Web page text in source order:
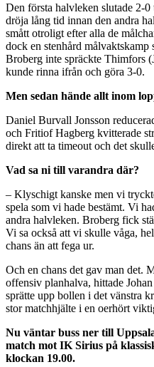
Den första halvleken slutade 2-
dröja lång tid innan den andra
smått otroligt efter alla de
dock en stenhård
Broberg inte spräckte Thimfors
kunde rinna ifrån och göra 3-0.
Men sedan hände allt inom
Daniel Burvall Jonsson
och Fritiof Hagberg kvitterade
direkt att ta timeout och det
Vad sa ni till varandra där?
– Klyschigt kanske men vi
spela som vi hade bestämt. Vi
andra halvleken. Broberg fick
Vi sa också att vi skulle våga,
chans än att fega ur.
Och en chans det gav man det.
offensiv planhalva, hittade
sprätte upp bollen i det vänstra
stor matchhjälte i en oerhört
Nu väntar buss ner till
match mot IK Sirius på
klockan 19.00.